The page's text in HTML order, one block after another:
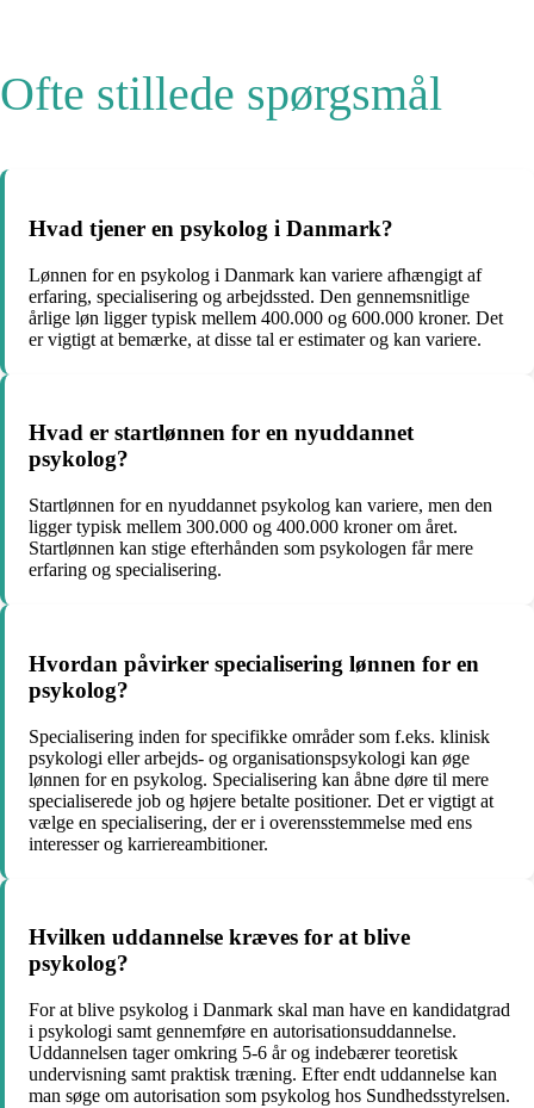
Ofte stillede spørgsmål
Hvad tjener en psykolog i Danmark?
Lønnen for en psykolog i Danmark kan variere afhængigt af
erfaring, specialisering og arbejdssted. Den gennemsnitlige
årlige løn ligger typisk mellem 400.000 og 600.000 kroner. Det
er vigtigt at bemærke, at disse tal er estimater og kan variere.
Hvad er startlønnen for en nyuddannet
psykolog?
Startlønnen for en nyuddannet psykolog kan variere, men den
ligger typisk mellem 300.000 og 400.000 kroner om året.
Startlønnen kan stige efterhånden som psykologen får mere
erfaring og specialisering.
Hvordan påvirker specialisering lønnen for en
psykolog?
Specialisering inden for specifikke områder som f.eks. klinisk
psykologi eller arbejds- og organisationspsykologi kan øge
lønnen for en psykolog. Specialisering kan åbne døre til mere
specialiserede job og højere betalte positioner. Det er vigtigt at
vælge en specialisering, der er i overensstemmelse med ens
interesser og karriereambitioner.
Hvilken uddannelse kræves for at blive
psykolog?
For at blive psykolog i Danmark skal man have en kandidatgrad
i psykologi samt gennemføre en autorisationsuddannelse.
Uddannelsen tager omkring 5-6 år og indebærer teoretisk
undervisning samt praktisk træning. Efter endt uddannelse kan
man søge om autorisation som psykolog hos Sundhedsstyrelsen.